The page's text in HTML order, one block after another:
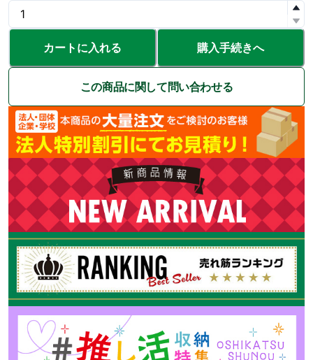
カートに入れる 購入手続きへ
この商品に関して問い合わせる